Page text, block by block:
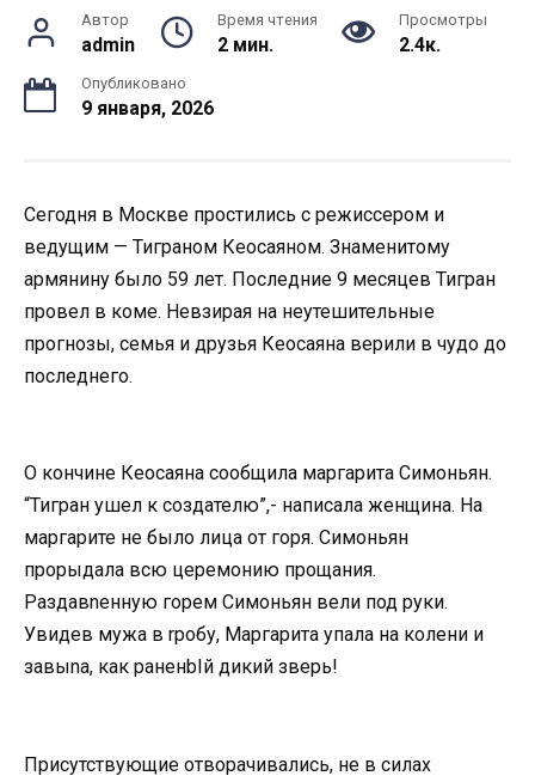
Автор
admin
Время чтения
2 мин.
Просмотры
2.4к.
Опубликовано
9 января, 2026
Сегодня в Москве простились с режиссером и
ведущим — Тиграном Кеосаяном. Знаменитому
армянину было 59 лет. Последние 9 месяцев Тигран
провел в коме. Невзирая на неутешительные
прогнозы, семья и друзья Кеосаяна верили в чудо до
последнего.
О кончине Кеосаяна сообщила маргарита Симоньян.
“Тигран ушел к создателю”,- написала женщина. На
маргарите не было лица от горя. Симоньян
прорыдала всю церемонию прощания.
Раздавnенную горем Симоньян вели под руки.
Увидев мужа в rробу, Маргарита упала на колени и
завыnа, как раненbIй дикий зверь!
Присутствующие отворачивались, не в силах